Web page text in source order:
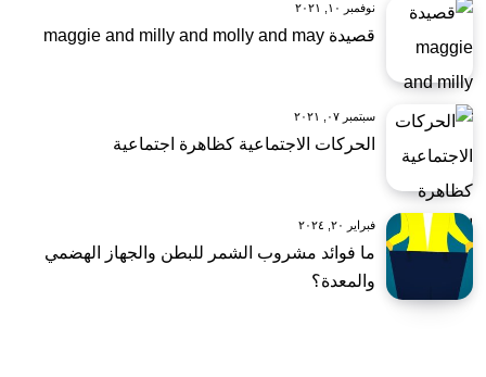
نوفمبر ١٠, ٢٠٢١
قصيدة maggie and milly and molly and may
سبتمبر ٠٧, ٢٠٢١
الحركات الاجتماعية كظاهرة اجتماعية
فبراير ٢٠, ٢٠٢٤
ما فوائد مشروب الشمر للبطن والجهاز الهضمي
والمعدة؟